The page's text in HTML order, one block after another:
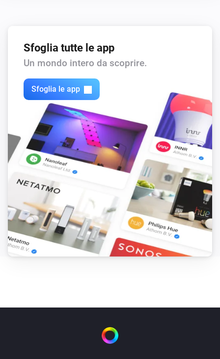
Sfoglia tutte le app
Un mondo intero da scoprire.
Sfoglia le app